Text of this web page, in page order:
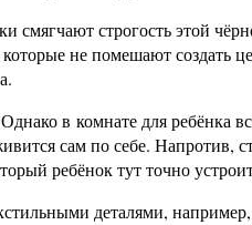
строгость этой
не помешают создать
в комнате для ребёнка
сам по себе. Напротив,
ребёнок тут точно
деталями,